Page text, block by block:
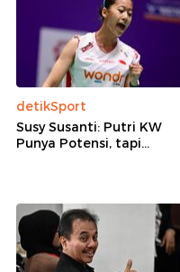
detikSport
Susy Susanti: Putri KW
Punya Potensi, tapi...